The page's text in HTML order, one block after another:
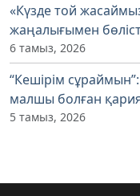
«Күзде той
жаңалығымен
6 тамыз, 2026
“Кешірім
малшы болған
5 тамыз, 2026